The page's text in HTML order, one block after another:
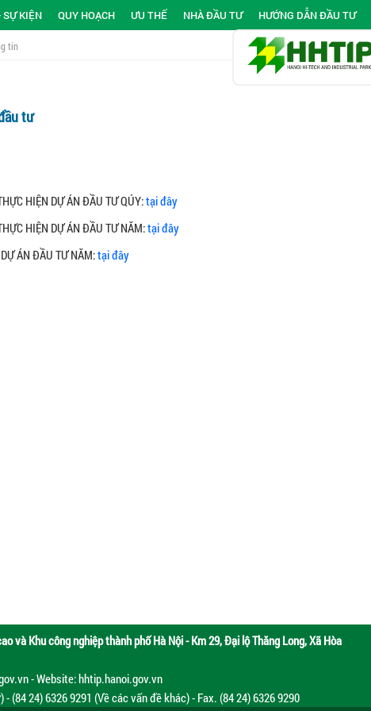
SỰ KIỆN QUY HOẠCH ƯU THẾ NHÀ ĐẦU TƯ HƯỚNG DẪN ĐẦU TƯ
tin
tư
HIỆN DỰ ÁN ĐẦU TƯ QÚY:tại đây
HIỆN DỰ ÁN ĐẦU TƯ NĂM:tại đây
ÁN ĐẦU TƯ NĂM:tại đây
và Khu công nghiệp thành phố Hà Nội - Km 29, Đại lộ Thăng Long, Xã Hòa
- Website: hhtip.hanoi.gov.vn
(84 24) 6326 9291 (Về các vấn đề khác) - Fax. (84 24) 6326 9290